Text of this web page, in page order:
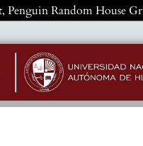
Random House